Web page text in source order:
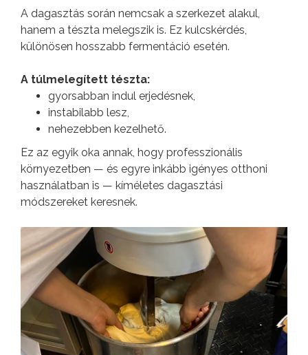
A dagasztás során nemcsak a szerkezet alakul,
hanem a tészta melegszik is. Ez kulcskérdés,
különösen hosszabb fermentáció esetén.
A túlmelegített tészta:
gyorsabban indul erjedésnek,
instabilabb lesz,
nehezebben kezelhető.
Ez az egyik oka annak, hogy professzionális
környezetben — és egyre inkább igényes otthoni
használatban is — kíméletes dagasztási
módszereket keresnek.